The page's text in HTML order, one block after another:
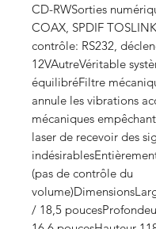
CD-RWSorties
COAX, SPDIF
contrôle: RS232,
12VAutreVéritable
équilibréFiltre
annule les vibrations
mécaniques
laser de recevoir des
(pas de contrôle du
/ 18,5